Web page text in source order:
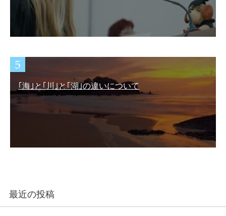
｢海｣と｢川｣と｢湖｣の違いについて
最近の投稿